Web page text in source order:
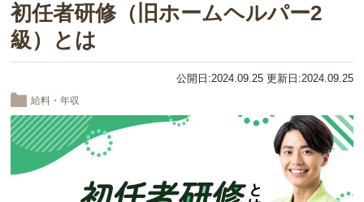
初任者研修（旧ホームヘルパー2
級）とは
公開日:2024.09.25 更新日:2024.09.25
給料・年収